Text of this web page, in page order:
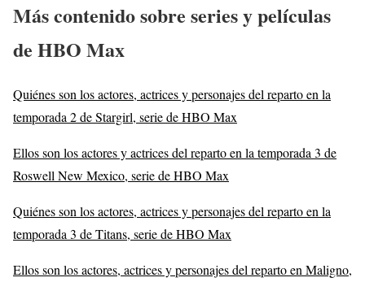
Más contenido sobre series y películas
de HBO Max
Quiénes son los actores, actrices y personajes del reparto en la
temporada 2 de Stargirl, serie de HBO Max
Ellos son los actores y actrices del reparto en la temporada 3 de
Roswell New Mexico, serie de HBO Max
Quiénes son los actores, actrices y personajes del reparto en la
temporada 3 de Titans, serie de HBO Max
Ellos son los actores, actrices y personajes del reparto en Maligno,